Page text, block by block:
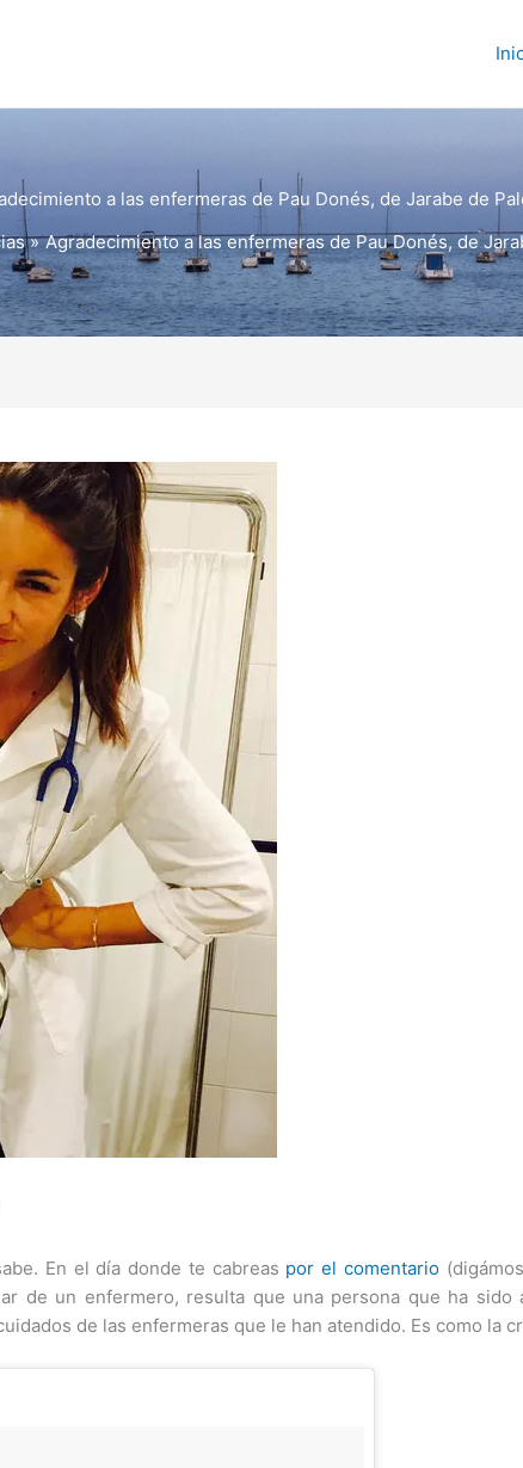
a las enfermeras de Pau Donés, de Jarabe de
Agradecimiento a las enfermeras de Pau Donés, de
En el día donde te cabreas por el comentario
de un enfermero, resulta que una persona que ha
de las enfermeras que le han atendido. Es como la